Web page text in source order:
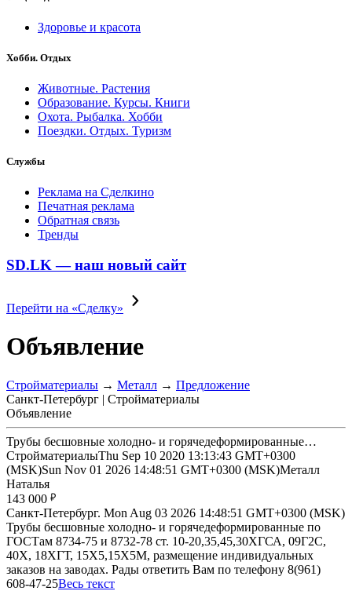
Здоровье и красота
Хобби. Отдых
Животные. Растения
Образование. Курсы. Книги
Охота. Рыбалка. Хобби
Поездки. Отдых. Туризм
Службы
Реклама на Сделкино
Печатная реклама
Обратная связь
Тренды
SD.LK — наш новый сайт
Перейти на «Сделку»
Объявление
Стройматериалы → Металл → Предложение
Санкт-Петербург | Стройматериалы
Объявление
Трубы бесшовные холодно- и горячедеформированные…
СтройматериалыThu Sep 10 2020 13:13:43 GMT+0300
(MSK)Sun Nov 01 2026 14:48:51 GMT+0300 (MSK)Металл
Наталья
143 000
Санкт-Петербург. Mon Aug 03 2026 14:48:51 GMT+0300 (MSK)
Трубы бесшовные холодно- и горячедеформированные по
ГОСТам 8734-75 и 8732-78 ст. 10-20,35,45,30ХГСА, 09Г2С,
40Х, 18ХГТ, 15Х5,15Х5М, размещение индивидуальных
заказов на заводах. Рады ответить Вам по телефону 8(961)
608-47-25Весь текст